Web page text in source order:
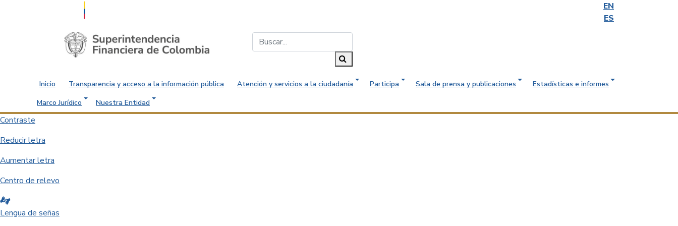
EN
ES
Saltar al contenido principal
Inicio Transparencia y acceso a la información pública Atención y servicios a la ciudadanía Participa Sala de prensa y publicaciones
Estadísticas e informes
Marco Jurídico
Nuestra Entidad
Contraste
Reducir letra
Aumentar letra
Centro de relevo
Lengua de señas